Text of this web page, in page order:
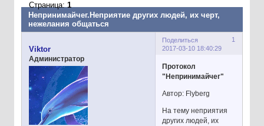
Непринимайчег.Неприятие других людей, их черт,
нежелания общаться
Страница:1
Поделиться
1
2017-03-10 18:40:29
Viktor
Администратор
Протокол
"Непринимайчег"
Автор: Flyberg
На тему неприятия
других людей, их